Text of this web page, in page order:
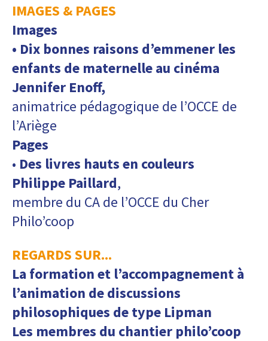
IMAGES & PAGES
Images
• Dix bonnes raisons d’emmener les
enfants de maternelle au cinéma
Jennifer Enoff,
animatrice pédagogique de l’OCCE de
l’Ariège
Pages
• Des livres hauts en couleurs
Philippe Paillard,
membre du CA de l’OCCE du Cher
Philo’coop
REGARDS SUR...
La formation et l’accompagnement à
l’animation de discussions
philosophiques de type Lipman
Les membres du chantier philo’coop